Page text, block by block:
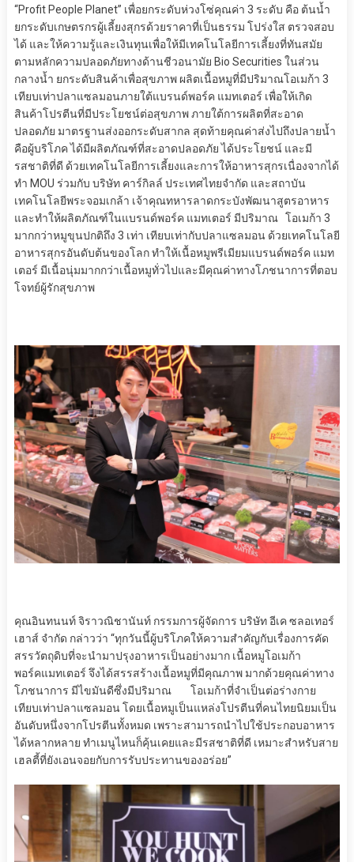
“Profit People Planet” เพื่อยกระดับห่วงโซ่คุณค่า 3 ระดับ คือ ต้นน้ำ
ยกระดับเกษตรกรผู้เลี้ยงสุกรด้วยราคาที่เป็นธรรม โปร่งใส ตรวจสอบ
ได้ และให้ความรู้และเงินทุนเพื่อให้มีเทคโนโลยีการเลี้ยงที่ทันสมัย
ตามหลักความปลอดภัยทางด้านชีวอนามัย Bio Securities ในส่วน
กลางน้ำ ยกระดับสินค้าเพื่อสุขภาพ ผลิตเนื้อหมูที่มีปริมาณโอเมก้า 3
เทียบเท่าปลาแซลมอนภายใต้แบรนดพอร์ค แมทเตอร์ เพื่อให้เกิด
สินค้าโปรตีนที่มีประโยชน์ต่อสุขภาพ ภายใต้การผลิตที่สะอาด
ปลอดภัย มาตรฐานส่งออกระดับสากล สุดท้ายคุณค่าส่งไปถึงปลายน้ำ
คือผู้บริโภค ได้มีผลิตภัณฑ์ที่สะอาดปลอดภัย ได้ประโยชน์ และมี
รสชาติที่ดี ด้วยเทคโนโลยีการเลี้ยงและการให้อาหารสุกรเนื่องจากได้
ทำ MOU ร่วมกับ บริษัท คาร์กิลล์ ประเทศไทยจำกัด และสถาบัน
เทคโนโลยีพระจอมเกล้า เจ้าคุณทหารลาดกระบังพัฒนาสูตรอาหาร
และทำให้ผลิตภัณฑ์ในแบรนด์พอร์ค แมทเตอร์ มีปริมาณ โอเมก้า 3
มากกว่าหมูขุนปกติถึง 3 เท่า เทียบเท่ากับปลาแซลมอน ด้วยเทคโนโลยี
อาหารสุกรอันดับต้นของโลกทำให้เนื้อหมูพรีเมียมแบรนด์พอร์ค แมท
เตอร์ มีเนื้อนุ่มมากกว่าเนื้อหมูทั่วไปและมีคุณค่าทางโภชนาการที่ตอบ
โจทย์ผู้รักสุขภาพ
คุณอินทนนท์ จิราวณิชานันท์ กรรมการผู้จัดการ บริษัท อีเคซลอเทอร์
เฮาส์ จำกัด กล่าวว่า “ทุกวันนี้ผู้บริโภคให้ความสำคัญกับเรื่องการคัด
สรรวัตถุดิบที่จะนำมาปรุงอาหารเป็นอย่างมาก เนื้อหมูโอเมก้า
พอร์คแมทเตอร์ จึงได้สรรสร้างเนื้อหมูที่มีคุณภาพ มากด้วยคุณค่าทาง
โภชนาการ มีไขมันดีซึ่งมีปริมาณ โอเมก้าที่จำเป็นต่อร่างกาย
เทียบเท่าปลาแซลมอน โดยเนื้อหมูเป็นแหล่งโปรตีนที่คนไทยนิยมเป็น
อันดับหนึ่งจากโปรตีนทั้งหมด เพราะสามารถนำไปใช้ประกอบอาหาร
ได้หลากหลาย ทำเมนูไหนก็คุ้นเคยและมีรสชาติที่ดี เหมาะสำหรับสาย
เฮลตี้ที่ยังเอนจอยกับการรับประทานของอร่อย”